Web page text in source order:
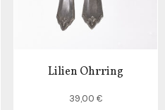
Lilien Ohrring
39,00 €